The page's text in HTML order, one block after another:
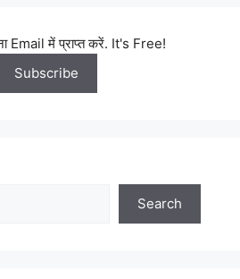
Email में प्राप्त करें. It's Free!
Search